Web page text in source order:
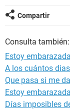
Compartir
Consulta también:
Estoy
A los cuántos
Que pasa si me
Estoy
Días imposibles